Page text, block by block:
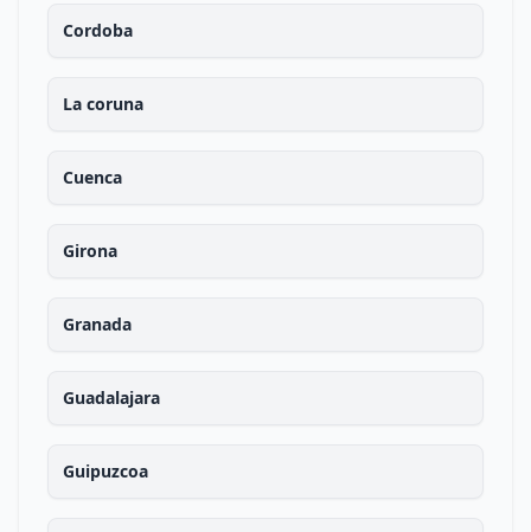
Cordoba
La coruna
Cuenca
Girona
Granada
Guadalajara
Guipuzcoa